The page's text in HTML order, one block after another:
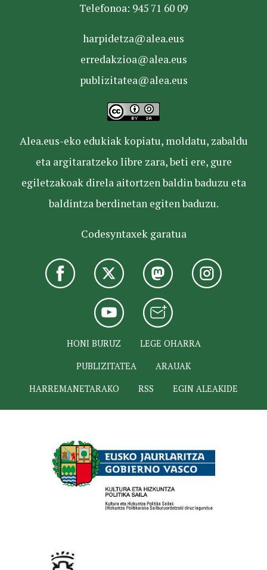
Telefonoa: 945 71 60 09
harpidetza@alea.eus
erredakzioa@alea.eus
publizitatea@alea.eus
Alea.eus-eko edukiak kopiatu, moldatu, zabaldu
eta argitaratzeko libre zara, beti ere, gure
egiletzakoak direla aitortzen baldin baduzu eta
baldintza berdinetan egiten baduzu.
Codesyntaxek garatua
HONI BURUZ
LEGE OHARRA
PUBLIZITATEA
ARAUAK
HARREMANETARAKO
RSS EGIN ALEAKIDE